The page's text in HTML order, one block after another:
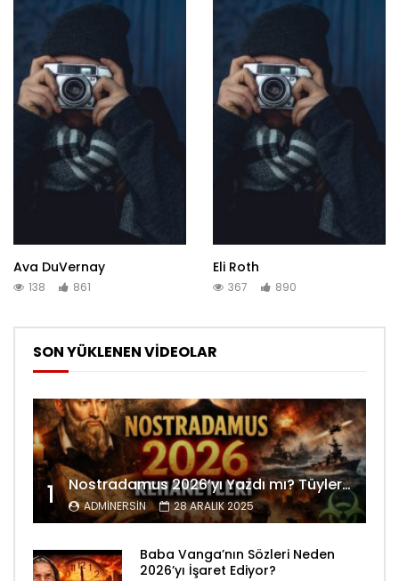
Ava DuVernay
138 861
Eli Roth
367 890
SON YÜKLENEN VİDEOLAR
1 Nostradamus 2026’yı Yazdı mı? Tüyler Ürperten Kehanetler
ADMINERSIN 28 ARALIK 2025
Baba Vanga’nın Sözleri Neden
2026’yı İşaret Ediyor?